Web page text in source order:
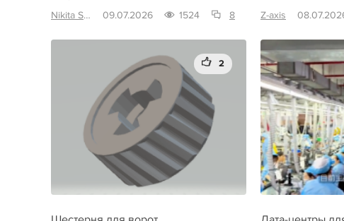
Nikita SPB 09.07.2026 1524 8
2
Z-axis